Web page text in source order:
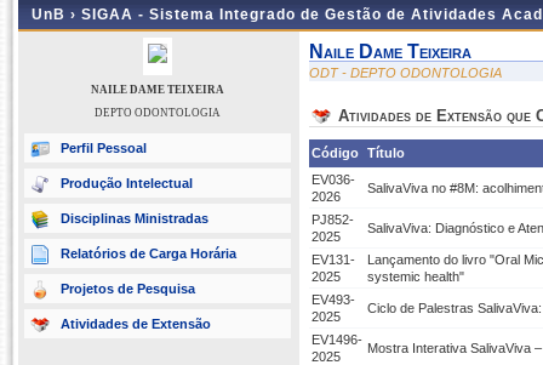
UnB › SIGAA - Sistema Integrado de Gestão de Atividades
NAILE DAME TEIXEIRA
DEPTO ODONTOLOGIA
Perfil Pessoal
Produção Intelectual
Disciplinas Ministradas
Relatórios de Carga Horária
Projetos de Pesquisa
Atividades de Extensão
Naile Dame Teixeira
ODT - DEPTO ODONTOLOGIA
Atividades de Extensão que
Código Título
EV036-
2026
SalivaViva no #8M:
PJ852-
2025
SalivaViva: Diagnóstico e
EV131-
2025
Lançamento do livro "Oral
systemic health"
EV493-
2025
Ciclo de Palestras
EV1496-
2025
Mostra Interativa SalivaViva